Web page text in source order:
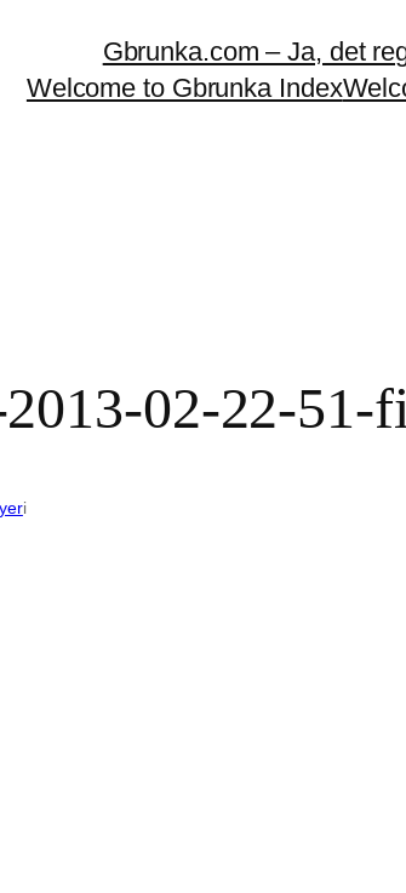
Gbrunka.com – Ja, det
Welcome to Gbrunka Index
02-22-51-
i